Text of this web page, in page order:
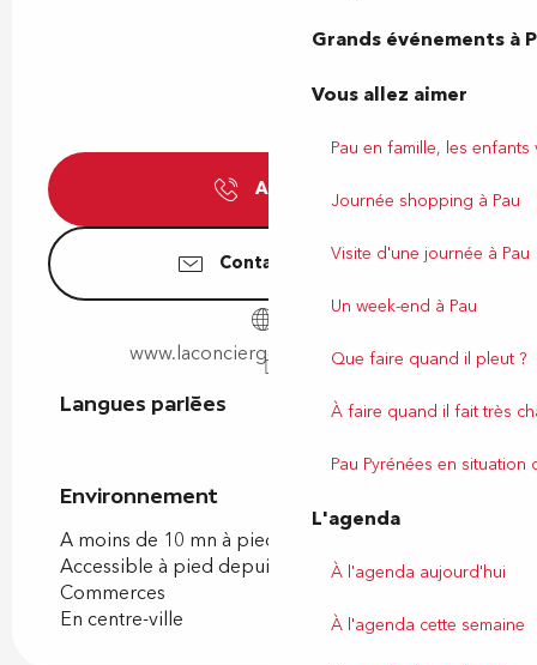
Grands événements à
Vous allez aimer
Pau en famille, les
Journée shopping à Pau
Visite d'une journée à Pau
Un week-end à Pau
Que faire quand il pleut ?
À faire quand il fait très
Pau Pyrénées en situation
L'agenda
À l'agenda aujourd'hui
À l'agenda cette semaine
Appeler
Contactez-nous
www.laconciergeriepaloise.com
Langues parlées
Langues parlées
Environnement
Environnement
A moins de 10 mn à pied de la gare
Accessible à pied depuis l'OT
Commerces
En centre-ville